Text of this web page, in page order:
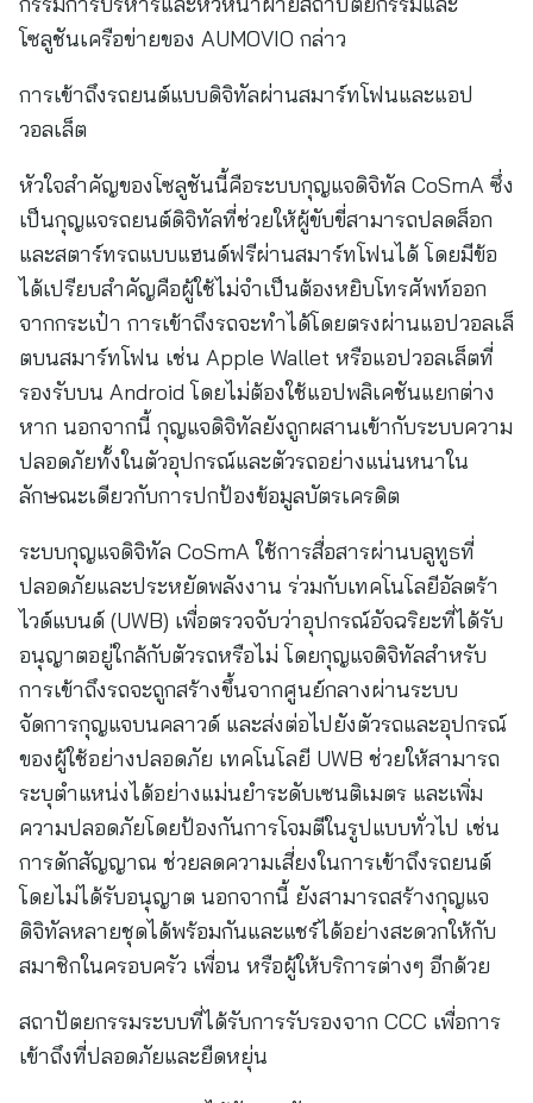
โซลูชันเครือข่ายของ AUMOVIO กล่าว
การเข้าถึงรถยนต์แบบดิจิทัลผ่านสมาร์ทโฟนและแอป
วอลเล็ต
หัวใจสำคัญของโซลูชันนี้คือระบบกุญแจดิจิทัล CoSmA ซึ่ง
เป็นกุญแจรถยนต์ดิจิทัลที่ช่วยให้ผู้ขับขี่สามารถปลดล็อก
และสตาร์ทรถแบบแฮนด์ฟรีผ่านสมาร์ทโฟนได้ โดยมีข้อ
ได้เปรียบสำคัญคือผู้ใช้ไม่จำเป็นต้องหยิบโทรศัพท์ออก
จากกระเป๋า การเข้าถึงรถจะทำได้โดยตรงผ่านแอปวอลเล็
ตบนสมาร์ทโฟน เช่น Apple Wallet หรือแอปวอลเล็ตที่
รองรับบน Android โดยไม่ต้องใช้แอปพลิเคชันแยกต่าง
หาก นอกจากนี้ กุญแจดิจิทัลยังถูกผสานเข้ากับระบบความ
ปลอดภัยทั้งในตัวอุปกรณ์และตัวรถอย่างแน่นหนาใน
ลักษณะเดียวกับการปกป้องข้อมูลบัตรเครดิต
ระบบกุญแจดิจิทัล CoSmA ใช้การสื่อสารผ่านบลูทูธที่
ปลอดภัยและประหยัดพลังงาน ร่วมกับเทคโนโลยีอัลตร้า
ไวด์แบนด์ (UWB) เพื่อตรวจจับว่าอุปกรณ์อัจฉริยะที่ได้รับ
อนุญาตอยู่ใกล้กับตัวรถหรือไม่ โดยกุญแจดิจิทัลสำหรับ
การเข้าถึงรถจะถูกสร้างขึ้นจากศูนย์กลางผ่านระบบ
จัดการกุญแจบนคลาวด์ และส่งต่อไปยังตัวรถและอุปกรณ์
ของผู้ใช้อย่างปลอดภัย เทคโนโลยี UWB ช่วยให้สามารถ
ระบุตำแหน่งได้อย่างแม่นยำระดับเซนติเมตร และเพิ่ม
ความปลอดภัยโดยป้องกันการโจมตีในรูปแบบทั่วไป เช่น
การดักสัญญาณ ช่วยลดความเสี่ยงในการเข้าถึงรถยนต์
โดยไม่ได้รับอนุญาต นอกจากนี้ ยังสามารถสร้างกุญแจ
ดิจิทัลหลายชุดได้พร้อมกันและแชร์ได้อย่างสะดวกให้กับ
สมาชิกในครอบครัว เพื่อน หรือผู้ให้บริการต่างๆ อีกด้วย
สถาปัตยกรรมระบบที่ได้รับการรับรองจาก CCC เพื่อการ
เข้าถึงที่ปลอดภัยและยืดหยุ่น